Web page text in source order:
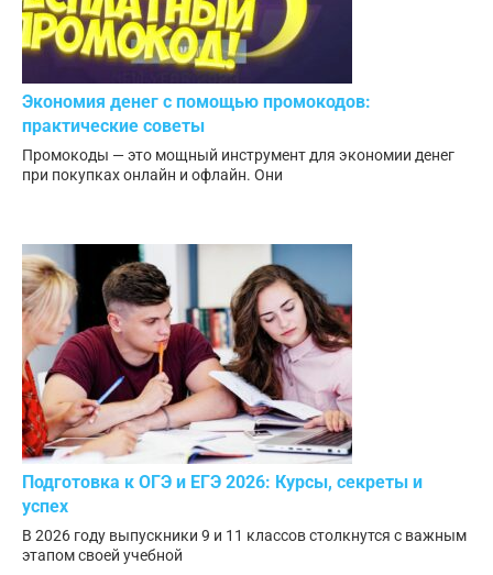
Экономия денег с помощью промокодов:
практические советы
Промокоды — это мощный инструмент для экономии денег
при покупках онлайн и офлайн. Они
Подготовка к ОГЭ и ЕГЭ 2026: Курсы, секреты и
успех
В 2026 году выпускники 9 и 11 классов столкнутся с важным
этапом своей учебной